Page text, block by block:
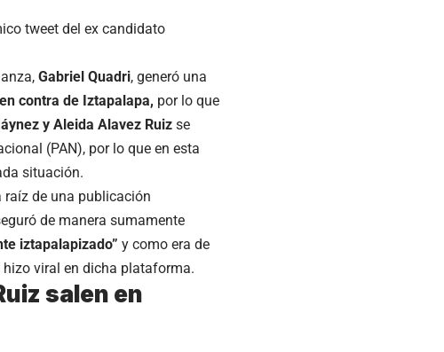
tweet del ex candidato
Gabriel Quadri, generó una
contra de Iztapalapa, por lo que
y Aleida Alavez Ruiz se
(PAN), por lo que en esta
situación.
raíz de una publicación
de manera sumamente
iztapalapizado” y como era de
viral en dicha plataforma.
salen en